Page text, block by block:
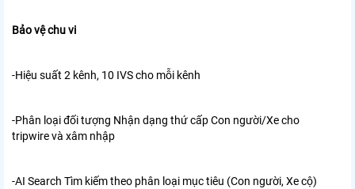
Bảo vệ chu vi
-Hiệu suất 2 kênh, 10 IVS cho mỗi kênh
-Phân loại đối tượng Nhận dạng thứ cấp Con người/Xe cho
tripwire và xâm nhập
-AI Search Tìm kiếm theo phân loại mục tiêu (Con người, Xe cộ)